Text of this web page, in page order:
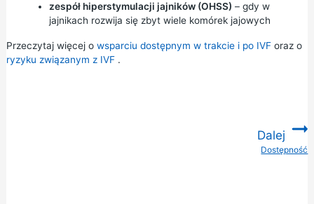
zespół hiperstymulacji jajników (OHSS) – gdy w
jajnikach rozwija się zbyt wiele komórek jajowych
Przeczytaj więcej o wsparciu dostępnym w trakcie i po IVForaz o
ryzyku związanym z IVF.
Dalej
Dostępność